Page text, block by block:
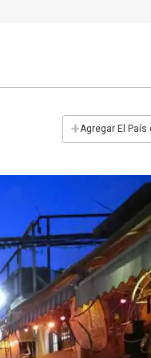
+Agregar El País